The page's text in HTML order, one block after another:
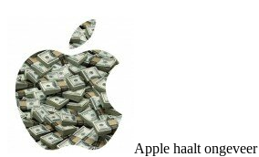
Apple haalt